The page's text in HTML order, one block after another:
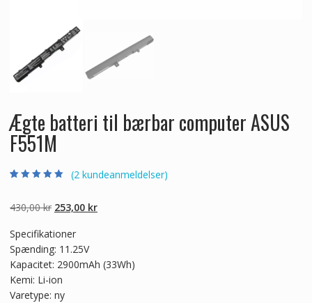
Ægte batteri til bærbar computer ASUS
F551M
baseret på
kundebedømmel
(2 kundeanmeldelser)
430,00kr Den
pris
var:
430,00 kr.
253,00 krDen
253,00 kr.
Specifikationer
Spænding: 11.25V
Kapacitet: 2900mAh (33Wh)
Kemi: Li-ion
Varetype: ny